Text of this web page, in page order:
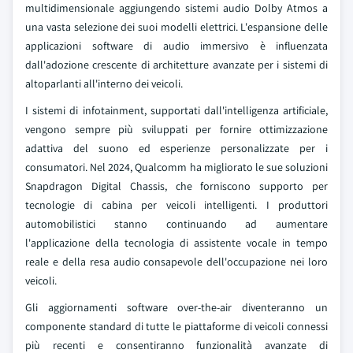
multidimensionale aggiungendo sistemi audio Dolby Atmos a
una vasta selezione dei suoi modelli elettrici. L'espansione delle
applicazioni software di audio immersivo è influenzata
dall'adozione crescente di architetture avanzate per i sistemi di
altoparlanti all'interno dei veicoli.
I sistemi di infotainment, supportati dall'intelligenza artificiale,
vengono sempre più sviluppati per fornire ottimizzazione
adattiva del suono ed esperienze personalizzate per i
consumatori. Nel 2024, Qualcomm ha migliorato le sue soluzioni
Snapdragon Digital Chassis, che forniscono supporto per
tecnologie di cabina per veicoli intelligenti. I produttori
automobilistici stanno continuando ad aumentare
l'applicazione della tecnologia di assistente vocale in tempo
reale e della resa audio consapevole dell'occupazione nei loro
veicoli.
Gli aggiornamenti software over-the-air diventeranno un
componente standard di tutte le piattaforme di veicoli connessi
più recenti e consentiranno funzionalità avanzate di